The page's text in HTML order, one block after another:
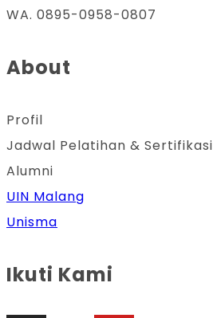
WA. 0895-0958-0807
About
Profil
Jadwal Pelatihan & Sertifikasi
Alumni
UIN Malang
Unisma
Ikuti Kami